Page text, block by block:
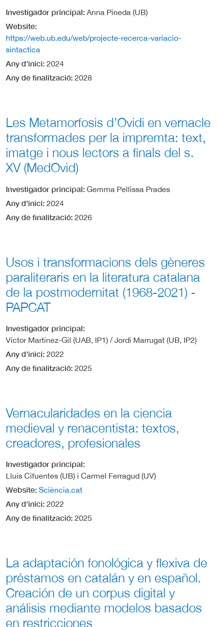
Investigador principal Anna Pineda (UB)
Website
https://web.ub.edu/web/projecte-recerca-variacio-
sintactica
Any d'inici 2024
Any de finalització 2028
Les Metamorfosis d’Ovidi en vernacle
transformades per la impremta: text,
imatge i nous lectors a finals del s.
XV (MedOvid)
Investigador principal Gemma Pellissa Prades
Any d'inici 2024
Any de finalització 2026
Usos i transformacions dels gèneres
paraliteraris en la literatura catalana
de la postmodernitat (1968-2021) -
PAPCAT
Investigador principal
Víctor Martínez-Gil (UAB, IP1) / Jordi Marrugat (UB, IP2)
Any d'inici 2022
Any de finalització 2025
Vernacularidades en la ciencia
medieval y renacentista: textos,
creadores, profesionales
Investigador principal
Lluís Cifuentes (UB) i Carmel Ferragud (UV)
Website Sciència.cat
Any d'inici 2022
Any de finalització 2025
La adaptación fonológica y flexiva de
préstamos en catalán y en español.
Creación de un corpus digital y
análisis mediante modelos basados
en restricciones